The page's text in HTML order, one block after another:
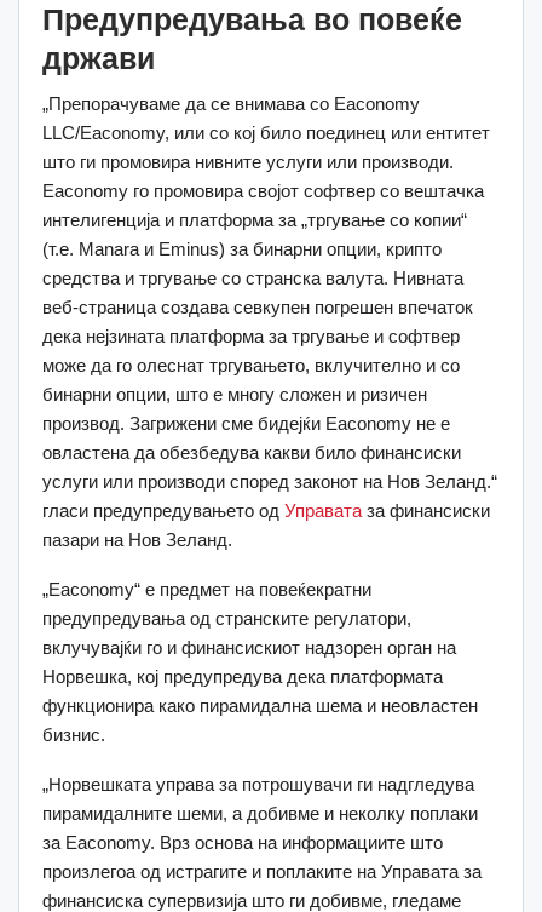
Предупредувања во повеќе
држави
„Препорачуваме да се внимава со Eaconomy
LLC/Eaconomy, или со кој било поединец или ентитет
што ги промовира нивните услуги или производи.
Eaconomy го промовира својот софтвер со вештачка
интелигенција и платформа за „тргување со копии“
(т.е. Manara и Eminus) за бинарни опции, крипто
средства и тргување со странска валута. Нивната
веб-страница создава севкупен погрешен впечаток
дека нејзината платформа за тргување и софтвер
може да го олеснат тргувањето, вклучително и со
бинарни опции, што е многу сложен и ризичен
производ. Загрижени сме бидејќи Eaconomy не е
овластена да обезбедува какви било финансиски
услуги или производи според законот на Нов Зеланд.“
гласи предупредувањето од Управата за финансиски
пазари на Нов Зеланд.
„Eaconomy“ е предмет на повеќекратни
предупредувања од странските регулатори,
вклучувајќи го и финансискиот надзорен орган на
Норвешка, кој предупредува дека платформата
функционира како пирамидална шема и неовластен
бизнис.
„Норвешката управа за потрошувачи ги надгледува
пирамидалните шеми, а добивме и неколку поплаки
за Eaconomy. Врз основа на информациите што
произлегоа од истрагите и поплаките на Управата за
финансиска супервизија што ги добивме, гледаме